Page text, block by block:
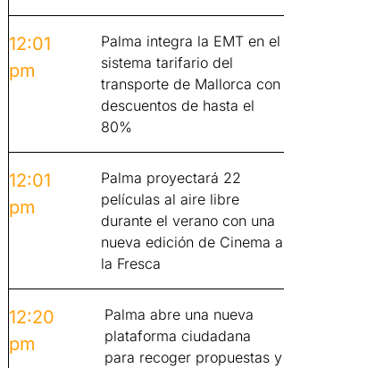
12:01
pm
Palma integra la EMT en el
sistema tarifario del
transporte de Mallorca con
descuentos de hasta el
80%
12:01
pm
Palma proyectará 22
películas al aire libre
durante el verano con una
nueva edición de Cinema a
la Fresca
12:20
pm
Palma abre una nueva
plataforma ciudadana
para recoger propuestas y